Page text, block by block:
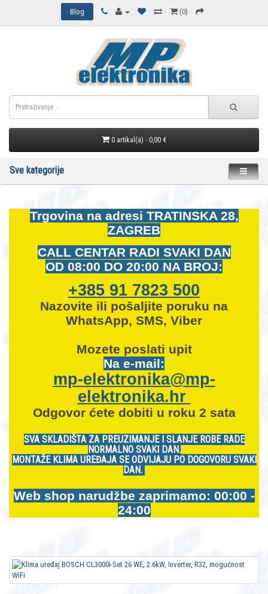
Blog (0)
0 artikal(a) - 0,00 €
Sve kategorije
Trgovina na adresi TRATINSKA 28,
ZAGREB
CALL CENTAR RADI SVAKI DAN
OD 08:00 DO 20:00 NA BROJ:
+385 91 7823 500
Nazovite ili pošaljite poruku na
WhatsApp, SMS, Viber
Mozete poslati upit
Na e-mail:
mp-elektronika@mp-
elektronika.hr
Odgovor ćete dobiti u roku 2 sata
SVA SKLADIŠTA ZA PREUZIMANJE I SLANJE ROBE RADE
NORMALNO SVAKI DAN.
MONTAŽE KLIMA UREĐAJA SE ODVIJAJU PO DOGOVORU SVAKI
DAN.
Web shop narudžbe zaprimamo: 00:00 -
24:00